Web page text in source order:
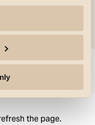
the page.